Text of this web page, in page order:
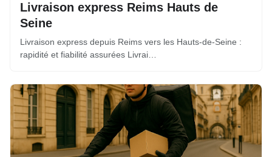
Livraison express Reims Hauts de
Seine
Livraison express depuis Reims vers les Hauts-de-Seine :
rapidité et fiabilité assurées Livrai…